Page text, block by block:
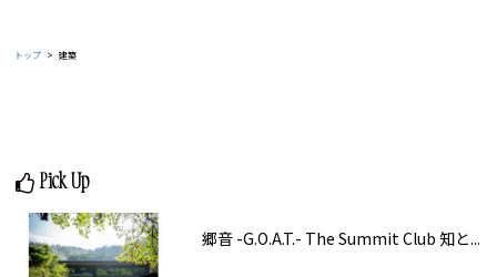
トップ 建築
Pick Up
郷音 -G.O.A.T.- The Summit Club 知と...